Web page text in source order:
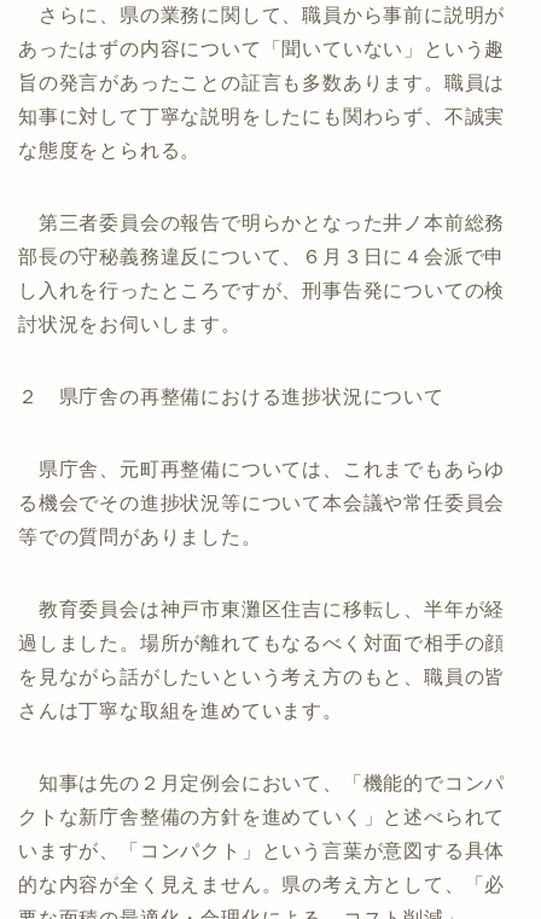
さらに、県の業務に関して、職員から事前に説明が
あったはずの内容について「聞いていない」という趣
旨の発言があったことの証言も多数あります。職員は
知事に対して丁寧な説明をしたにも関わらず、不誠実
な態度をとられる。
第三者委員会の報告で明らかとなった井ノ本前総務
部長の守秘義務違反について、６月３日に４会派で申
し入れを行ったところですが、刑事告発についての検
討状況をお伺いします。
２ 県庁舎の再整備における進捗状況について
県庁舎、元町再整備については、これまでもあらゆ
る機会でその進捗状況等について本会議や常任委員会
等での質問がありました。
教育委員会は神戸市東灘区住吉に移転し、半年が経
過しました。場所が離れてもなるべく対面で相手の顔
を見ながら話がしたいという考え方のもと、職員の皆
さんは丁寧な取組を進めています。
知事は先の２月定例会において、「機能的でコンパ
クトな新庁舎整備の方針を進めていく」と述べられて
いますが、「コンパクト」という言葉が意図する具体
的な内容が全く見えません。県の考え方として、「必